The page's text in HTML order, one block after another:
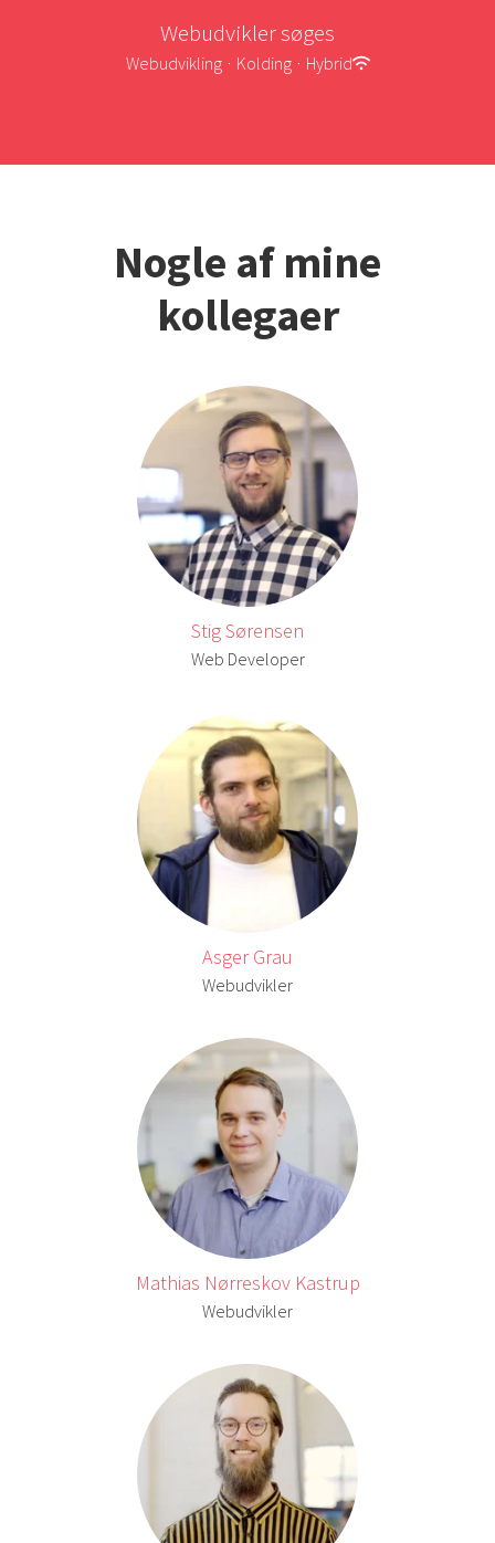
Webudvikler søges
Webudvikling · Kolding · Hybrid
Nogle af mine
kollegaer
Stig Sørensen
Web Developer
Asger Grau
Webudvikler
Mathias Nørreskov Kastrup
Webudvikler